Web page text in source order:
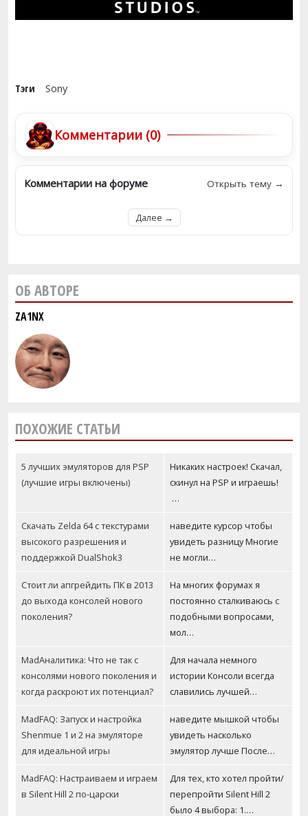
Тэги Sony
Комментарии (0)
Комментарии на форуме Открыть тему →
Далее →
ОБ АВТОРЕ
ZA1NX
ПОХОЖИЕ СТАТЬИ
5 лучших эмуляторов для PSP
(лучшие игры включены)
Никаких настроек! Скачал,
скинул на PSP и играешь!
…
Скачать Zelda 64 с текстурами
высокого разрешения и
поддержкой DualShok3
наведите курсор чтобы
увидеть разницу Многие
не могли…
Стоит ли апгрейдить ПК в 2013
до выхода консолей нового
поколения?
На многих форумах я
постоянно сталкиваюсь с
подобными вопросами,
мол…
MadАналитика: Что не так с
консолями нового поколения и
когда раскроют их потенциал?
Для начала немного
истории Консоли всегда
славились лучшей…
MadFAQ: Запуск и настройка
Shenmue 1 и 2 на эмуляторе
для идеальной игры
наведите мышкой чтобы
увидеть насколько
эмулятор лучше После…
MadFAQ: Настраиваем и играем
в Silent Hill 2 по-царски
Для тех, кто хотел пройти/
перепройти Silent Hill 2
было 4 выбора: 1.…